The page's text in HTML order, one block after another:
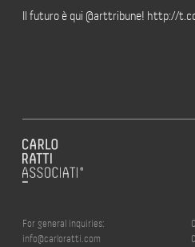
Il futuro è qui @arttribune! http://
For general inquiries:
info@carloratti.com